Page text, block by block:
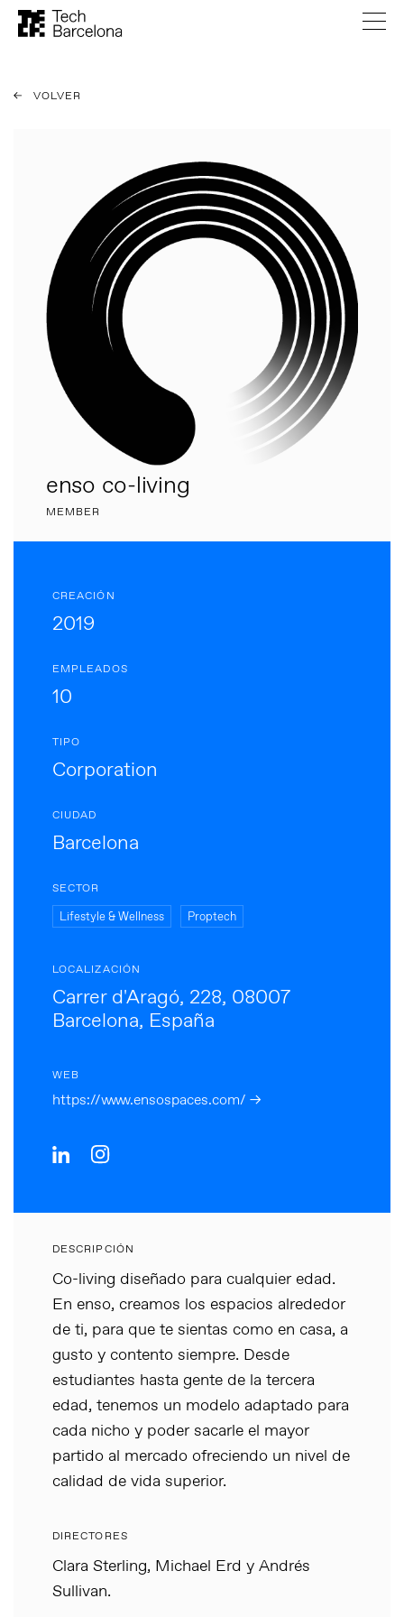
VOLVER
enso co-living
MEMBER
CREACIÓN
2019
EMPLEADOS
10
TIPO
Corporation
CIUDAD
Barcelona
SECTOR
Lifestyle & Wellness Proptech
LOCALIZACIÓN
Carrer d'Aragó, 228, 08007
Barcelona, España
WEB
https://www.ensospaces.com/ →
DESCRIPCIÓN
Co-living diseñado para cualquier edad.
En enso, creamos los espacios alrededor
de ti, para que te sientas como en casa, a
gusto y contento siempre. Desde
estudiantes hasta gente de la tercera
edad, tenemos un modelo adaptado para
cada nicho y poder sacarle el mayor
partido al mercado ofreciendo un nivel de
calidad de vida superior.
DIRECTORES
Clara Sterling, Michael Erd y Andrés
Sullivan.